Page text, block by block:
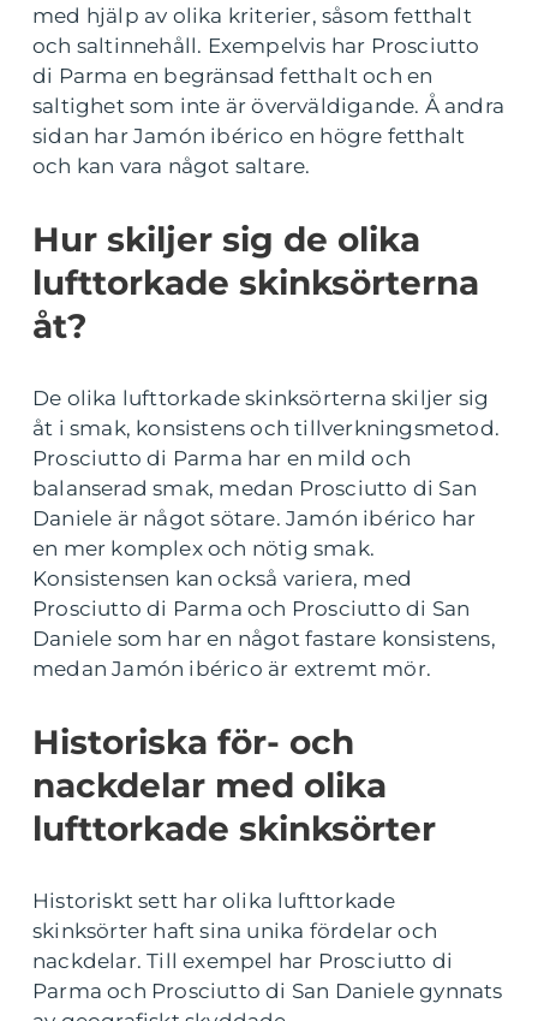
med hjälp av olika kriterier, såsom fetthalt
och saltinnehåll. Exempelvis har Prosciutto
di Parma en begränsad fetthalt och en
saltighet som inte är överväldigande. Å andra
sidan har Jamón ibérico en högre fetthalt
och kan vara något saltare.
Hur skiljer sig de olika
lufttorkade skinksörterna
åt?
De olika lufttorkade skinksörterna skiljer sig
åt i smak, konsistens och tillverkningsmetod.
Prosciutto di Parma har en mild och
balanserad smak, medan Prosciutto di San
Daniele är något sötare. Jamón ibérico har
en mer komplex och nötig smak.
Konsistensen kan också variera, med
Prosciutto di Parma och Prosciutto di San
Daniele som har en något fastare konsistens,
medan Jamón ibérico är extremt mör.
Historiska för- och
nackdelar med olika
lufttorkade skinksörter
Historiskt sett har olika lufttorkade
skinksörter haft sina unika fördelar och
nackdelar. Till exempel har Prosciutto di
Parma och Prosciutto di San Daniele gynnats